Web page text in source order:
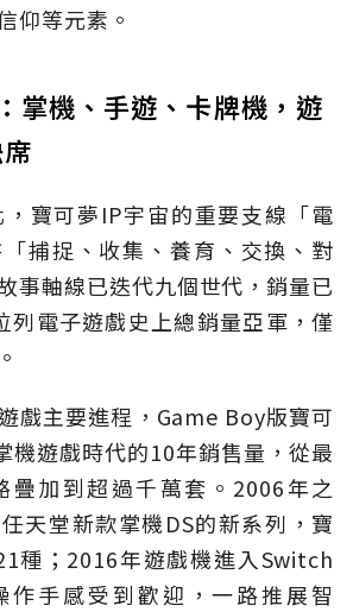
仰等元素。
掌機、手遊、卡牌機，遊
寶可夢IP宇宙的重要支線「電
捕捉、收集、養育、交換、對
事軸線已迭代九個世代，銷量已
列電子遊戲史上總銷量亞軍，僅
戲主要進程，Game Boy版寶可
機遊戲時代的10年銷售量，從最
疊加到超過千萬套。2006年之
天堂新款掌機DS的新系列，寶
種；2016年遊戲機進入Switch
作手感受到歡迎，一路推展智